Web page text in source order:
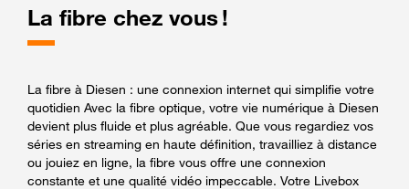
La fibre chez vous !
La fibre à Diesen : une connexion internet qui simplifie votre
quotidien Avec la fibre optique, votre vie numérique à Diesen
devient plus fluide et plus agréable. Que vous regardiez vos
séries en streaming en haute définition, travailliez à distance
ou jouiez en ligne, la fibre vous offre une connexion
constante et une qualité vidéo impeccable. Votre Livebox